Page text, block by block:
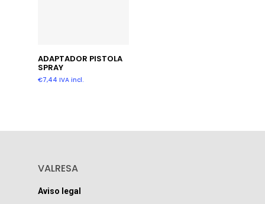
Añadir Al Carrito
ADAPTADOR PISTOLA
SPRAY
€7,44 IVA incl.
VALRESA
Aviso legal